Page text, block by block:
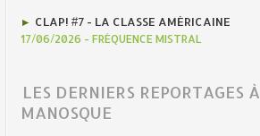
CLAP! #7 - LA CLASSE AMÉRICAINE
17/06/2026 - FRÉQUENCE MISTRAL
LES DERNIERS REPORTAGES À
MANOSQUE